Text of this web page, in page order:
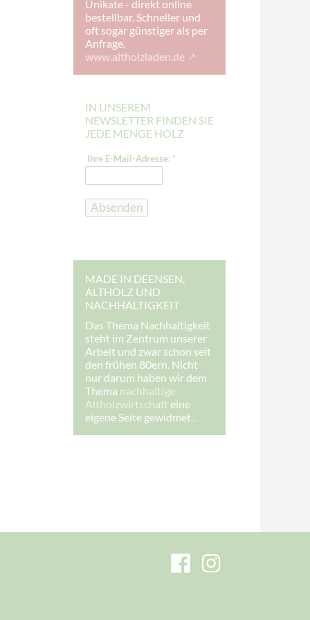
Unikate - direkt online
bestellbar. Schneller und
oft sogar günstiger als per
Anfrage.
www.altholzladen.de
IN UNSEREM
NEWSLETTER FINDEN SIE
JEDE MENGE HOLZ
h
e
M
d
r
e
s
e
:
I
h
r
e
Ihre E-Mail-Adresse: *
Absenden
MADE IN DEENSEN,
ALTHOLZ UND
NACHHALTIGKEIT
Das Thema Nachhaltigkeit
steht im Zentrum unserer
Arbeit und zwar schon seit
den frühen 80ern. Nicht
nur darum haben wir dem
Thema nachhaltige
Altholzwirtschaft eine
eigene Seite gewidmet .